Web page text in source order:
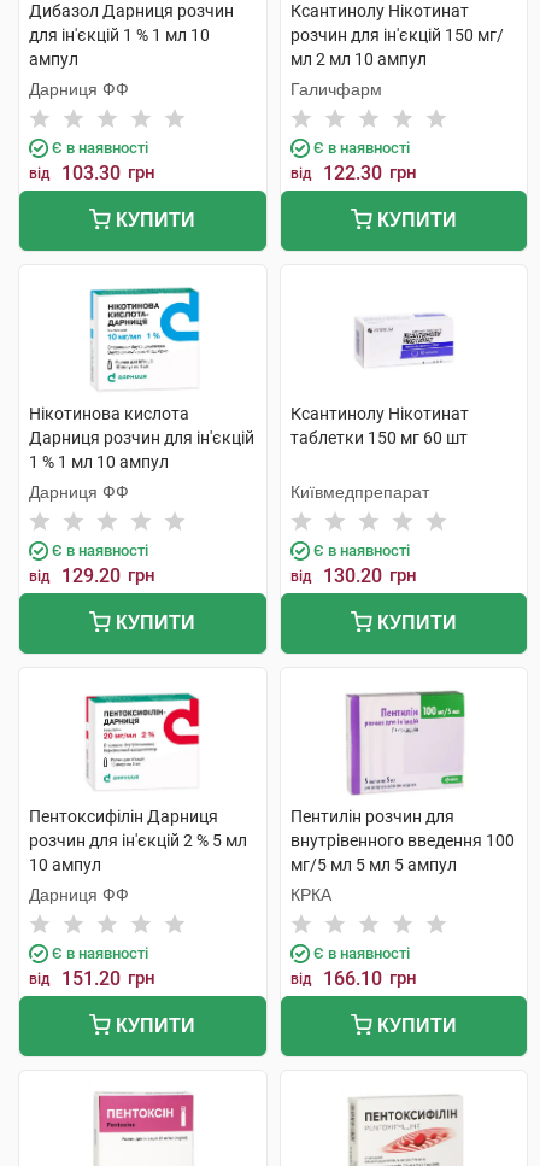
Дибазол Дарниця розчин
для ін'єкцій 1 % 1 мл 10
ампул
Дарниця ФФ
Є в наявності
від 103.30 грн
КУПИТИ
Ксантинолу Нікотинат
розчин для ін'єкцій 150 мг/
мл 2 мл 10 ампул
Галичфарм
Є в наявності
від 122.30 грн
КУПИТИ
Нікотинова кислота
Дарниця розчин для ін'єкцій
1 % 1 мл 10 ампул
Дарниця ФФ
Є в наявності
від 129.20 грн
КУПИТИ
Ксантинолу Нікотинат
таблетки 150 мг 60 шт
Київмедпрепарат
Є в наявності
від 130.20 грн
КУПИТИ
Пентоксифілін Дарниця
розчин для ін'єкцій 2 % 5 мл
10 ампул
Дарниця ФФ
Є в наявності
від 151.20 грн
КУПИТИ
Пентилін розчин для
внутрівенного введення 100
мг/5 мл 5 мл 5 ампул
КРКА
Є в наявності
від 166.10 грн
КУПИТИ